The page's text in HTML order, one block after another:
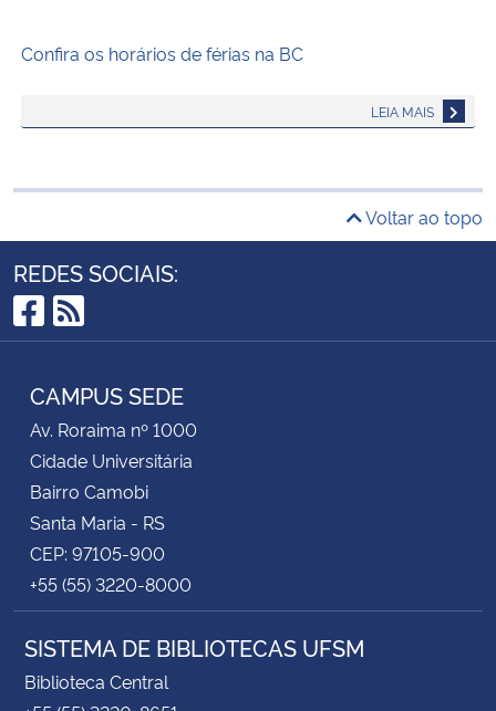
Confira os horários de férias na BC
LEIA MAIS
Voltar ao topo
REDES SOCIAIS:
Facebook
RSS
CAMPUS SEDE
Av. Roraima nº 1000
Cidade Universitária
Bairro Camobi
Santa Maria - RS
CEP: 97105-900
+55 (55) 3220-8000
SISTEMA DE BIBLIOTECAS UFSM
Biblioteca Central